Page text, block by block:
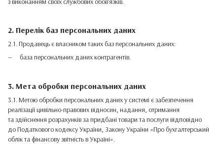
2. Перелік баз персональних даних
2.1. Продавець є власником таких баз персональних даних:
база персональних даних контрагентів.
3. Мета обробки персональних даних
3.1. Метою обробки персональних даних у системі є забезпечення
реалізації цивільно-правових відносин, надання, отримання
та здійснення розрахунків за придбані товари та послуги відповідно
до Податкового кодексу України, Закону України «Про бухгалтерський
облік та фінансову звітність в Україні».